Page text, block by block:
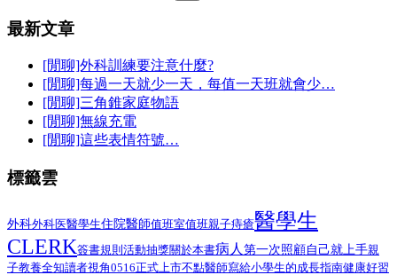
最新文章
[閒聊]外科訓練要注意什麼?
[閒聊]每過一天就少一天，每值一天班就會少…
[閒聊]三角錐家庭物語
[閒聊]無線充電
[閒聊]這些表情符號…
標籤雲
外科外科医醫學生住院醫師值班室值班親子痔瘡醫學生
CLERK簽書規則 活動抽獎關於本書病人 第一次照顧自己就上手親
子教養全知讀者視角0516正式上市不點醫師寫給小學生的成長指南健康好習